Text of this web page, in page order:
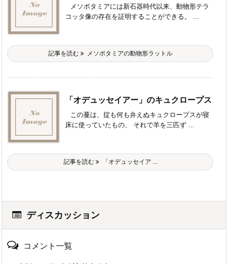
メソポタミアには新石器時代以来、動物形テラ
コッタ像の存在を証明することができる。 ...
記事を読む メソポタミアの動物形ラットル
「オデュッセイアー」のキュクロープス
この蔓は、掟も何も弁えぬキュクロープスが寝
床に使っていたもの、 それで羊を三匹ず ...
記事を読む 「オデュッセイア ...
ディスカッション
コメント一覧